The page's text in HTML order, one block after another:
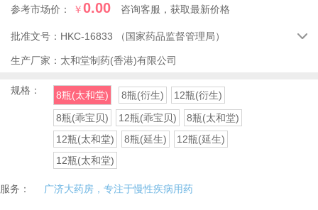
参考市场价： ￥0.00 咨询客服，获取最新价格
批准文号： HKC-16833 （国家药品监督管理局） 
生产厂家： 太和堂制药(香港)有限公司
规格： 8瓶(太和堂) 8瓶(衍生)
12瓶(衍生)
8瓶(乖宝贝)
12瓶(乖宝贝)
8瓶(太和堂)
12瓶(太和堂)
8瓶(延生)
12瓶(延生)
12瓶(太和堂)
服务： 广济大药房，专注于慢性疾病用药